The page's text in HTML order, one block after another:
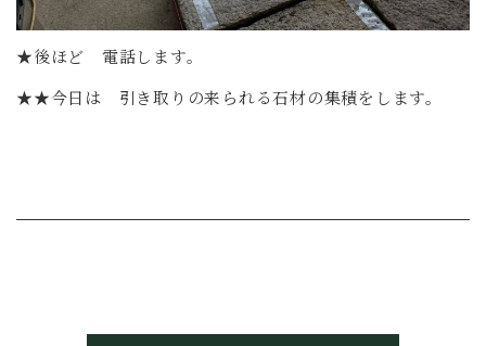
★後ほど 電話します。
★★今日は 引き取りの来られる石材の集積をします。